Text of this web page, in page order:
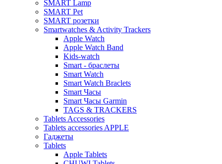
SMART Lamp
SMART Pet
SMART розетки
Smartwatches & Activity Trackers
Apple Watch
Apple Watch Band
Kids-watch
Smart - браслеты
Smart Watch
Smart Watch Braclets
Smart Часы
Smart Часы Garmin
TAGS & TRACKERS
Tablets Accessories
Tablets accessories APPLE
Гаджеты
Tablets
Apple Tablets